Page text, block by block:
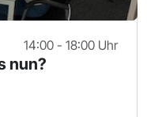
14:00 - 18:00 Uhr
nun?